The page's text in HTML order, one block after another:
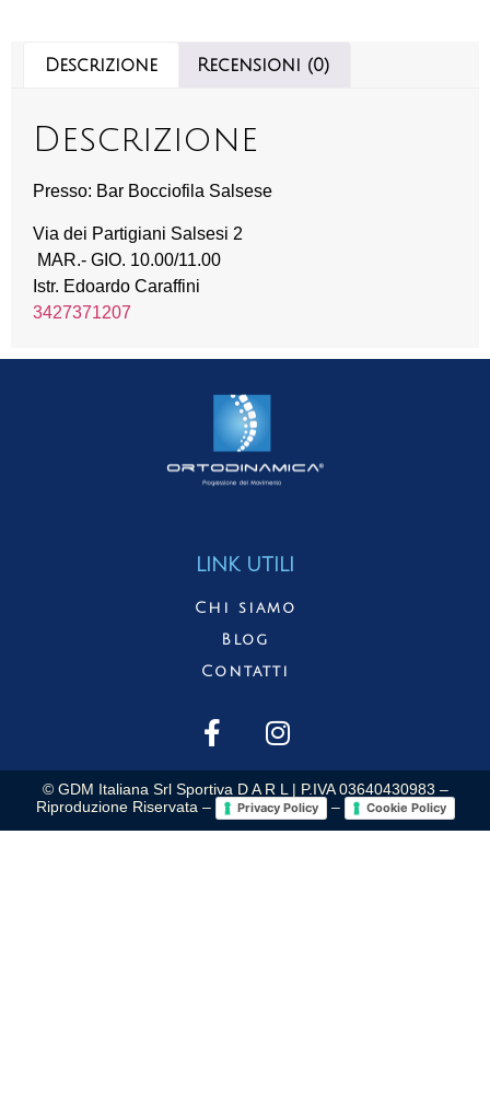
Descrizione Recensioni (0)
Descrizione
Presso: Bar Bocciofila Salsese
Via dei Partigiani Salsesi 2
MAR.- GIO. 10.00/11.00
Istr. Edoardo Caraffini
3427371207
LINK UTILI
Chi siamo
Blog
Contatti
© GDM Italiana Srl Sportiva D A R L | P.IVA 03640430983 –
Riproduzione Riservata –
Privacy Policy – Cookie Policy